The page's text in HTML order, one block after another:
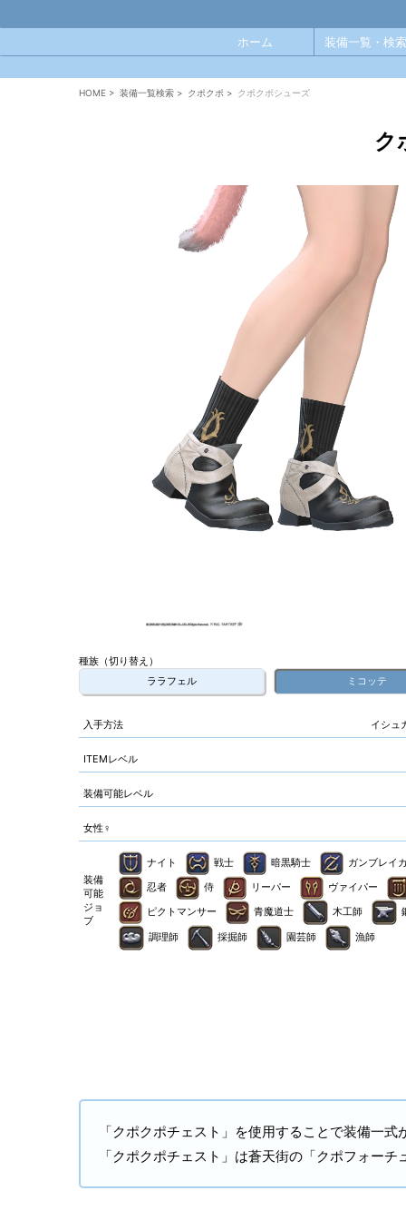
ホーム 装備一覧・検
HOME > 装備一覧検索 > クポクポ > クポクポシューズ
ク
種族（切り替え）
ララフェル
ミコッテ
入手方法 イシュ
ITEMレベル
装備可能レベル
女性♀
装備
可能
ジョ
ブ
ナイト 戦士 暗黒騎士 ガンブレイ
忍者
侍 リーパー ヴァイパー
ピクトマンサー
青魔道士 木工師
調理師
採掘師 園芸師 漁師
「クポクポチェスト」を使用することで装備一式
「クポクポチェスト」は蒼天街の「クポフォーチ